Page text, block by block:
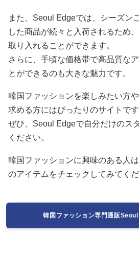
また、Seoul Edgeでは、シーズン
した商品が続々と入荷されるため
取り入れることができます。
さらに、手頃な価格帯で高品質な
とができるのも大きな魅力です。
韓国ファッションを楽しみたい方
求める方にはぴったりのサイトです
ぜひ、Seoul Edgeで自分だけのス
ください。
韓国ファッションに興味のある人
のアイテムをチェックしてみてくだ
韓国ファッション専門通販